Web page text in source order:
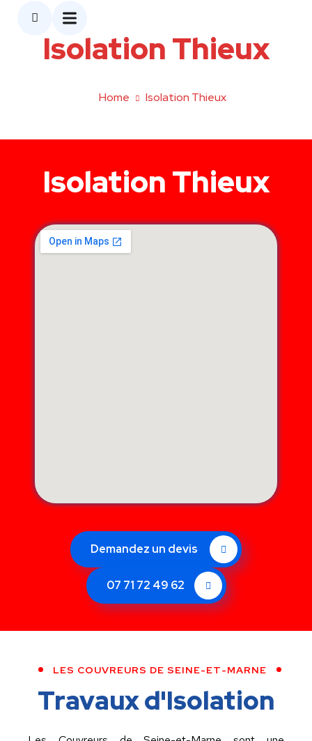
Isolation Thieux
Home Isolation Thieux
Isolation Thieux
Demandez un devis
07 71 72 49 62
LES COUVREURS DE SEINE-ET-MARNE
Travaux d'Isolation